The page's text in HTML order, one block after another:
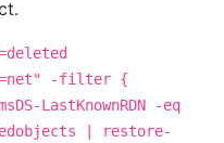
-filter {
LastKnownRDN -eq
| restore-